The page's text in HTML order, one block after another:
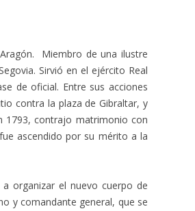
Miembro de una ilustre
Sirvió en el ejército Real
de oficial. Entre sus acciones
contra la plaza de Gibraltar, y
1793, contrajo matrimonio con
ascendido por su mérito a la
organizar el nuevo cuerpo de
y comandante general, que se